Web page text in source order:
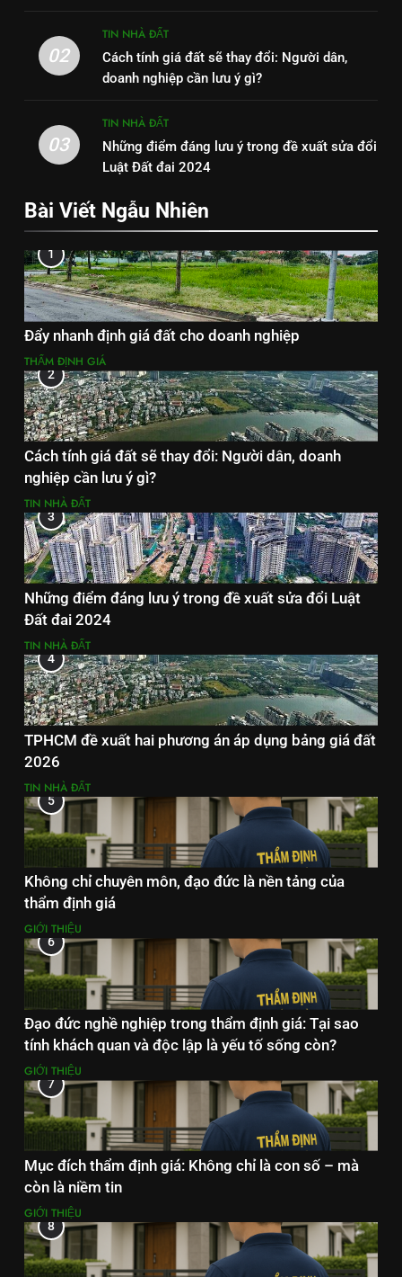
02
TIN NHÀ ĐẤT
Cách tính giá đất sẽ thay đổi: Người dân,
doanh nghiệp cần lưu ý gì?
03
TIN NHÀ ĐẤT
Những điểm đáng lưu ý trong đề xuất sửa đổi
Luật Đất đai 2024
Bài Viết Ngẫu Nhiên
1
Đẩy nhanh định giá đất cho doanh nghiệp
THẨM ĐỊNH GIÁ
2
Cách tính giá đất sẽ thay đổi: Người dân, doanh
nghiệp cần lưu ý gì?
TIN NHÀ ĐẤT
3
Những điểm đáng lưu ý trong đề xuất sửa đổi Luật
Đất đai 2024
TIN NHÀ ĐẤT
4
TPHCM đề xuất hai phương án áp dụng bảng giá đất
2026
TIN NHÀ ĐẤT
5
Không chỉ chuyên môn, đạo đức là nền tảng của
thẩm định giá
GIỚI THIỆU
6
Đạo đức nghề nghiệp trong thẩm định giá: Tại sao
tính khách quan và độc lập là yếu tố sống còn?
GIỚI THIỆU
7
Mục đích thẩm định giá: Không chỉ là con số – mà
còn là niềm tin
GIỚI THIỆU
8